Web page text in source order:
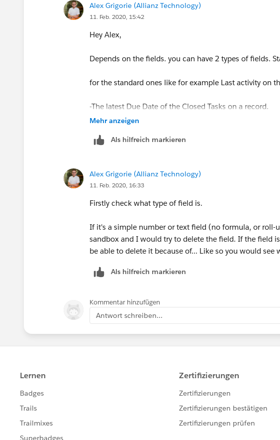
Alex Grigorie (Allianz Technology)
11. Feb. 2020, 15:42
Hey Alex,
Depends on the fields. you can have 2 types of fields.
for the standard ones like for example Last activity on
-The latest Due Date of the Closed Tasks on a record.
Custom ones can be configured with different methods
-Roll-up fields
-Wfr/Pb
-Flows
-Apex.
Mehr anzeigen
Als hilfreich markieren
Alex Grigorie (Allianz Technology)
11. Feb. 2020, 16:33
Firstly check what type of field is.
If it's a simple number or text field (no formula, or
sandbox and I would try to delete the field. If the field
be able to delete it because of... Like so you would see
Als hilfreich markieren
Kommentar hinzufügen
Antwort schreiben...